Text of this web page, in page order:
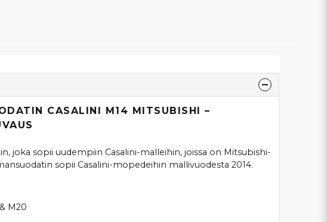
CASALINI M14 MITSUBISHI –
joka sopii uudempiin Casalini-malleihin, joissa on Mitsubishi-
sopii Casalini-mopedeihin mallivuodesta 2014.
M20